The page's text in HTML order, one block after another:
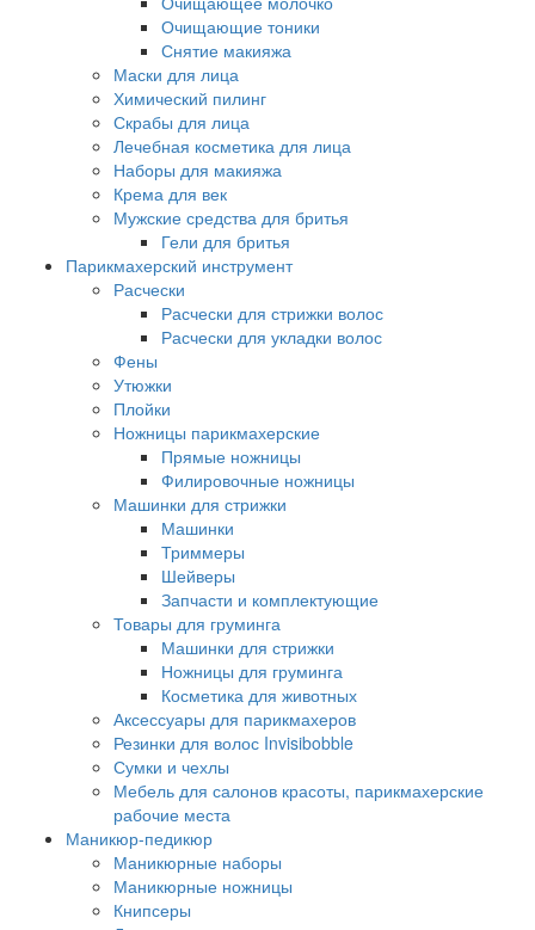
Очищающие тоники
Снятие макияжа
Маски для лица
Химический пилинг
Скрабы для лица
Лечебная косметика для лица
Наборы для макияжа
Крема для век
Мужские средства для бритья
Гели для бритья
Парикмахерский инструмент
Расчески
Расчески для стрижки волос
Расчески для укладки волос
Фены
Утюжки
Плойки
Ножницы парикмахерские
Прямые ножницы
Филировочные ножницы
Машинки для стрижки
Машинки
Триммеры
Шейверы
Запчасти и комплектующие
Товары для груминга
Машинки для стрижки
Ножницы для груминга
Косметика для животных
Аксессуары для парикмахеров
Резинки для волос Invisibobble
Сумки и чехлы
Мебель для салонов красоты, парикмахерские
рабочие места
Маникюр-педикюр
Маникюрные наборы
Маникюрные ножницы
Книпсеры